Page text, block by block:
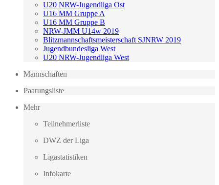
U20 NRW-Jugendliga Ost
U16 MM Gruppe A
U16 MM Gruppe B
NRW-JMM U14w 2019
Blitzmannschaftsmeisterschaft SJNRW 2019
Jugendbundesliga West
U20 NRW-Jugendliga West
Mannschaften
Paarungsliste
Mehr
Teilnehmerliste
DWZ der Liga
Ligastatistiken
Infokarte